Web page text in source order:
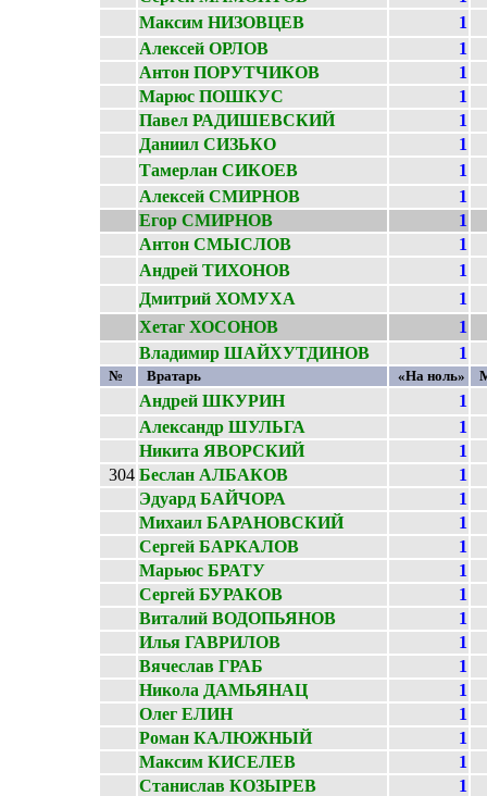
Максим НИЗОВЦЕВ
1
Алексей ОРЛОВ
1
Антон ПОРУТЧИКОВ
1
Марюс ПОШКУС
1
Павел РАДИШЕВСКИЙ
1
Даниил СИЗЬКО
1
Тамерлан СИКОЕВ
1
Алексей СМИРНОВ
1
Егор СМИРНОВ
1
Антон СМЫСЛОВ
1
Андрей ТИХОНОВ
1
Дмитрий ХОМУХА
1
Хетаг ХОСОНОВ
1
Владимир ШАЙХУТДИНОВ
1
№ Вратарь «На ноль»
Андрей ШКУРИН
1
Александр ШУЛЬГА
1
Никита ЯВОРСКИЙ
1
304 Беслан АЛБАКОВ
1
Эдуард БАЙЧОРА
1
Михаил БАРАНОВСКИЙ
1
Сергей БАРКАЛОВ
1
Марьюс БРАТУ
1
Сергей БУРАКОВ
1
Виталий ВОДОПЬЯНОВ
1
Илья ГАВРИЛОВ
1
Вячеслав ГРАБ
1
Никола ДАМЬЯНАЦ
1
Олег ЕЛИН
1
Роман КАЛЮЖНЫЙ
1
Максим КИСЕЛЕВ
1
Станислав КОЗЫРЕВ
1